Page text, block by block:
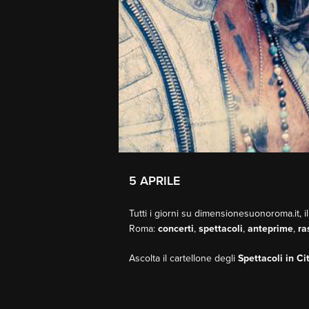
5 APRILE
Tutti i giorni su dimensionesuonoroma.it,
Roma: concerti, spettacoli, anteprime,
Ascolta il cartellone degli Spettacoli in